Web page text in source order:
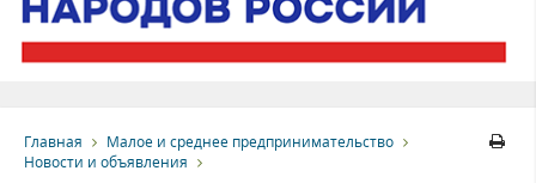
Главная
Малое и среднее предпринимательство
Новости и объявления